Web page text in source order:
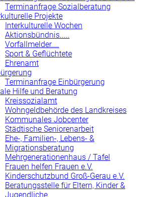
Terminanfrage Sozialberatung
Projekte
Interkulturelle Wochen
Aktionsbündnis.....
Vorfallmelder....
Sport & Geflüchtete
Ehrenamt
Terminanfrage Einbürgerung
Hilfe und Beratung
Kreissozialamt
Wohngeldbehörde des Landkreises
Kommunales Jobcenter
Städtische Seniorenarbeit
Ehe-, Familien-, Lebens- &
Migrationsberatung
Mehrgenerationenhaus / Tafel
Frauen helfen Frauen e.V.
Kinderschutzbund Groß-Gerau e.V.
Beratungsstelle für Eltern, Kinder &
Jugendliche